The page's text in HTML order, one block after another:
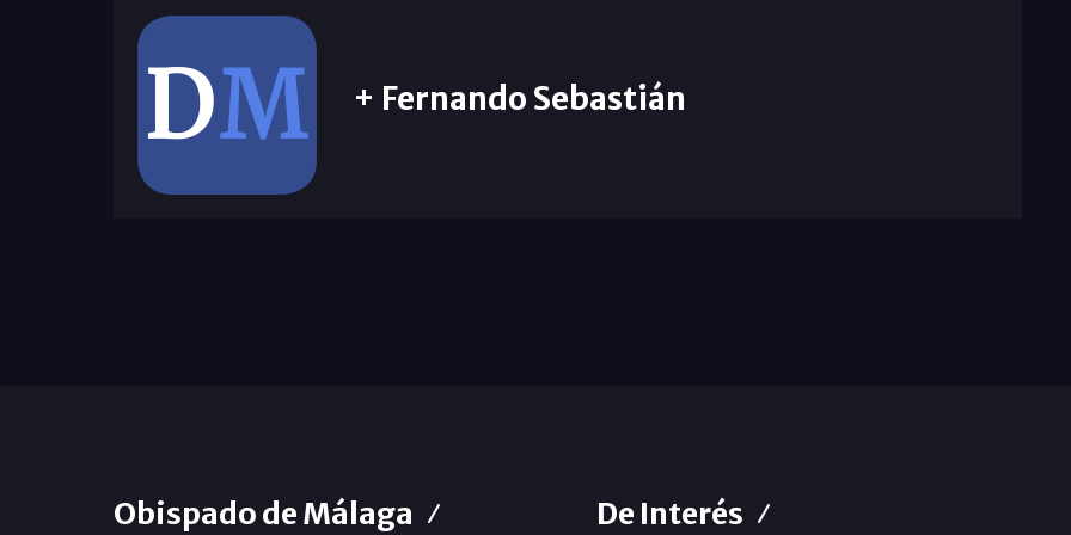
+ Fernando Sebastián
Obispado de Málaga De Interés